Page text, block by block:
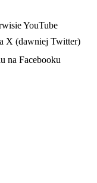
YouTube
X (dawniej Twitter)
na Facebooku